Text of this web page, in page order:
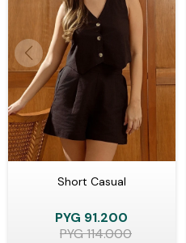
Short Casual
PYG 91.200
PYG114.000